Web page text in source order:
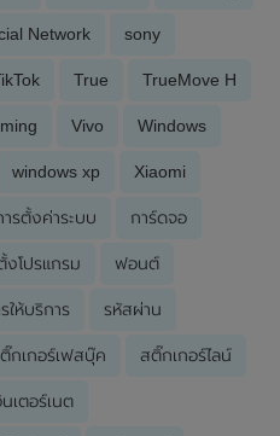
Network sony
True TrueMove H
Vivo Windows
windows xp Xiaomi
ารตั้งค่าระบบ การ์ดจอ
โปรแกรม ฟอนต์
ให้บริการ รหัสผ่าน
กเกอร์เฟสบุ๊ค สติ๊กเกอร์ไลน์
เตอร์เนต